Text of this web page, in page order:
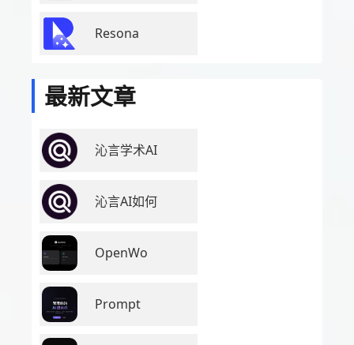
Resona
最新文章
沁言学术AI
沁言AI如何
OpenWo
Prompt